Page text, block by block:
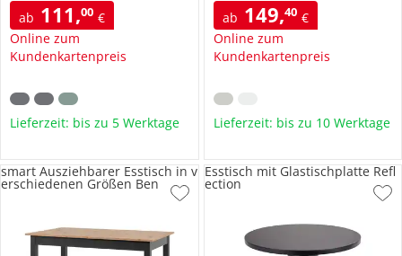
ab 111,00 €
Online zum
Kundenkartenpreis
Lieferzeit: bis zu 5 Werktage
ab 149,40 €
Online zum
Kundenkartenpreis
Lieferzeit: bis zu 10 Werktage
smart Ausziehbarer Esstisch in v
erschiedenen Größen Ben
Esstisch mit Glastischplatte Refl
ection